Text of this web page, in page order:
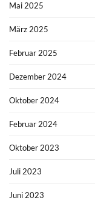
Mai 2025
März 2025
Februar 2025
Dezember 2024
Oktober 2024
Februar 2024
Oktober 2023
Juli 2023
Juni 2023